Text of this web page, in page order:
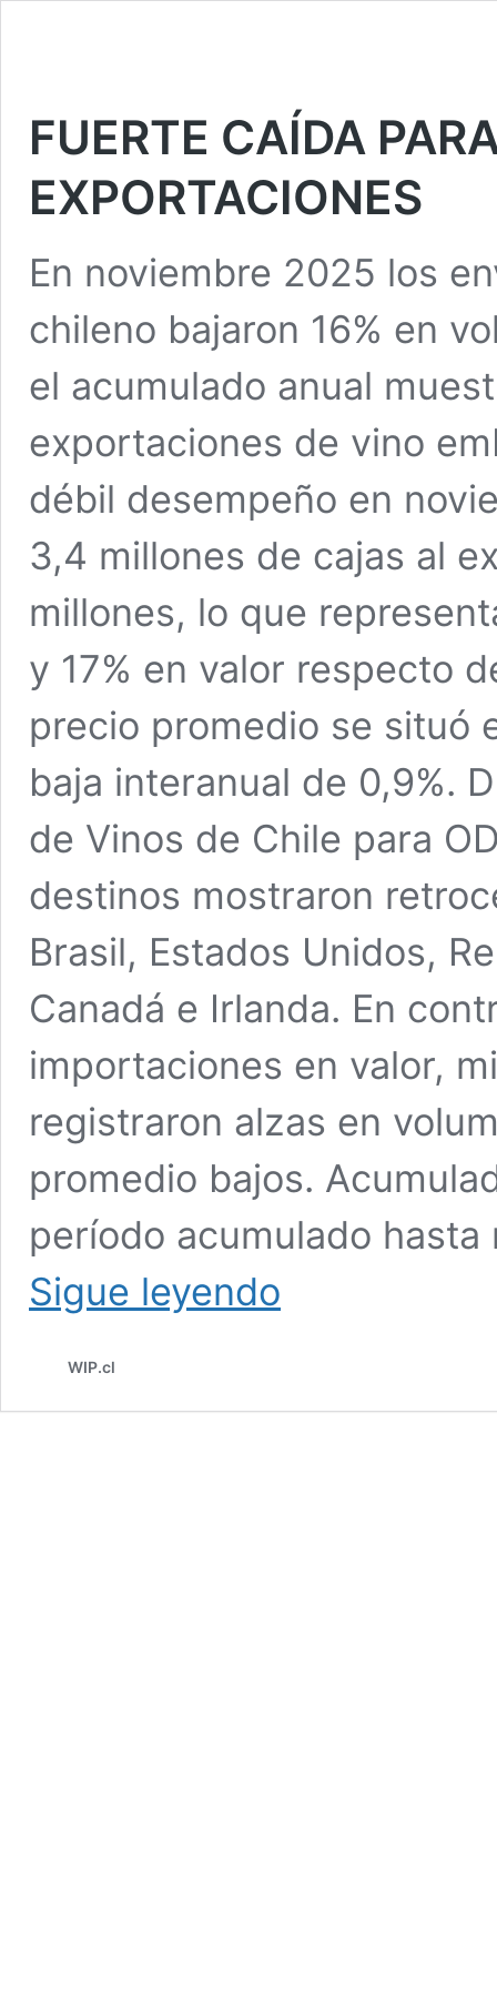
FUERTE CAÍDA
EXPORTACIONES
En noviembre 2025 los
chileno bajaron 16% en
el acumulado anual
exportaciones de vino
débil desempeño en
3,4 millones de cajas al
millones, lo que
y 17% en valor respecto
precio promedio se situó
baja interanual de 0,9%.
de Vinos de Chile para
destinos mostraron
Brasil, Estados Unidos,
Canadá e Irlanda. En
importaciones en valor,
registraron alzas en
promedio bajos.
período acumulado
Sigue leyendo
WIP.cl